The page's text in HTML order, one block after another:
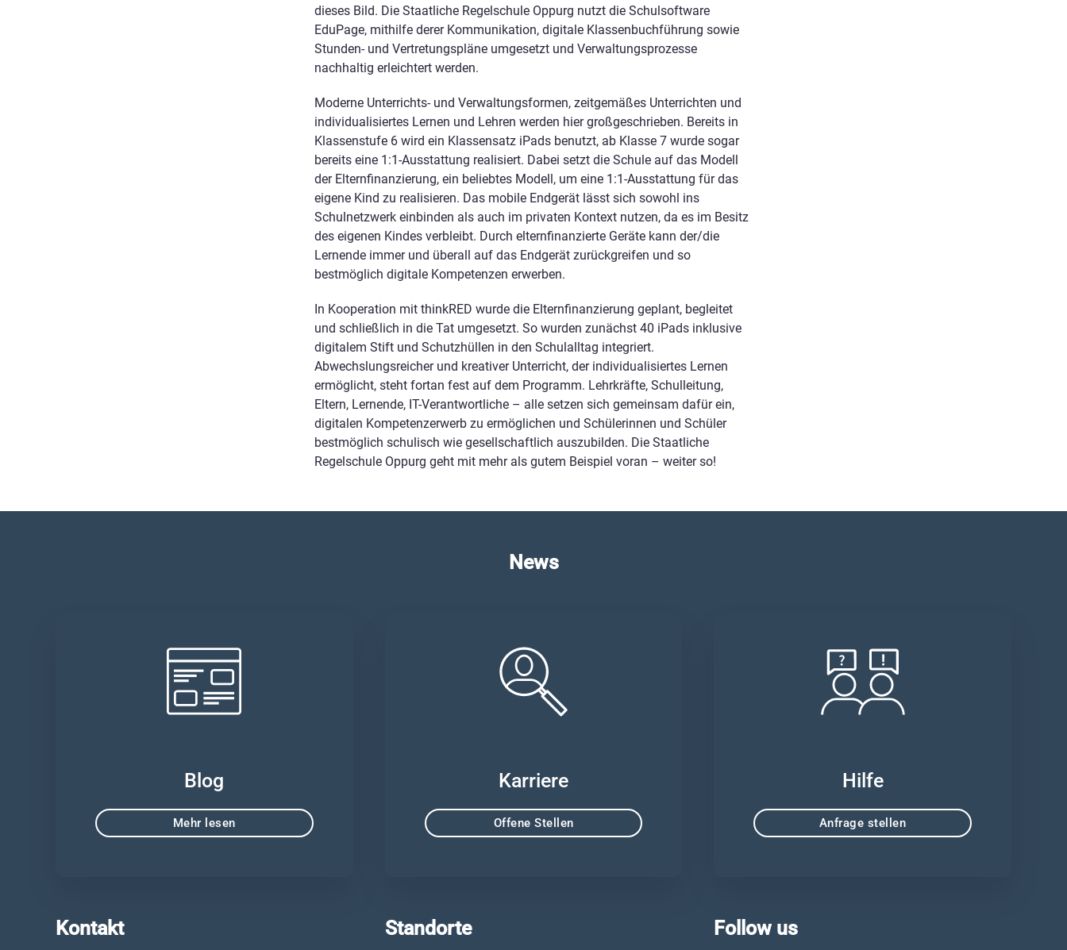
dieses Bild. Die Staatliche Regelschule Oppurg nutzt die Schulsoftware
EduPage, mithilfe derer Kommunikation, digitale Klassenbuchführung sowie
Stunden- und Vertretungspläne umgesetzt und Verwaltungsprozesse
nachhaltig erleichtert werden.
Moderne Unterrichts- und Verwaltungsformen, zeitgemäßes Unterrichten und
individualisiertes Lernen und Lehren werden hier großgeschrieben. Bereits in
Klassenstufe 6 wird ein Klassensatz iPads benutzt, ab Klasse 7 wurde sogar
bereits eine 1:1-Ausstattung realisiert. Dabei setzt die Schule auf das Modell
der Elternfinanzierung, ein beliebtes Modell, um eine 1:1-Ausstattung für das
eigene Kind zu realisieren. Das mobile Endgerät lässt sich sowohl ins
Schulnetzwerk einbinden als auch im privaten Kontext nutzen, da es im Besitz
des eigenen Kindes verbleibt. Durch elternfinanzierte Geräte kann der/die
Lernende immer und überall auf das Endgerät zurückgreifen und so
bestmöglich digitale Kompetenzen erwerben.
In Kooperation mit thinkRED wurde die Elternfinanzierung geplant, begleitet
und schließlich in die Tat umgesetzt. So wurden zunächst 40 iPads inklusive
digitalem Stift und Schutzhüllen in den Schulalltag integriert.
Abwechslungsreicher und kreativer Unterricht, der individualisiertes Lernen
ermöglicht, steht fortan fest auf dem Programm. Lehrkräfte, Schulleitung,
Eltern, Lernende, IT-Verantwortliche – alle setzen sich gemeinsam dafür ein,
digitalen Kompetenzerwerb zu ermöglichen und Schülerinnen und Schüler
bestmöglich schulisch wie gesellschaftlich auszubilden. Die Staatliche
Regelschule Oppurg geht mit mehr als gutem Beispiel voran – weiter so!
News
Blog
Mehr lesen
Karriere
Offene Stellen
Hilfe
Anfrage stellen
Kontakt Standorte Follow us